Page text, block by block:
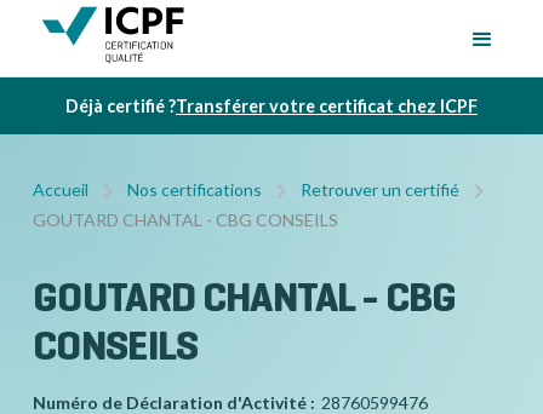
Déjà certifié ?Transférer votre certificat chez ICPF
Accueil Nos certifications
Retrouver un certifié
GOUTARD CHANTAL - CBG CONSEILS
GOUTARD CHANTAL - CBG
CONSEILS
Numéro de Déclaration d'Activité : 28760599476